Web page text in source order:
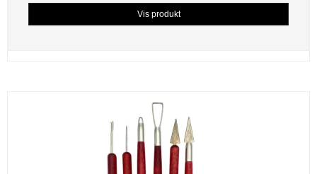
Vis produkt